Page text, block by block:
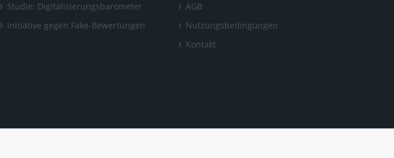
Studie: Digitalisierungsbarometer
Initiative gegen Fake-Bewertungen
AGB
Nutzungsbedingungen
Kontakt